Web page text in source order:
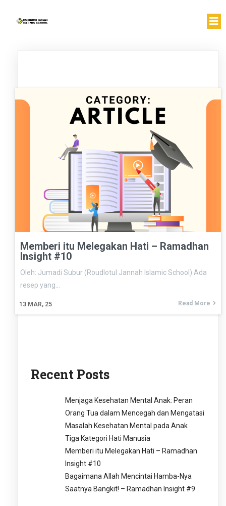
Memberi itu Melegakan Hati – Ramadhan
Insight #10
13 MAR, 25
Oleh: Jumadi Subur (Roudlotul Jannah Islamic School) Ada
resep yang…
Read More
Recent Posts
Menjaga Kesehatan Mental Anak: Peran
Orang Tua dalam Mencegah dan Mengatasi
Masalah Kesehatan Mental pada Anak
Tiga Kategori Hati Manusia
Memberi itu Melegakan Hati – Ramadhan
Insight #10
Bagaimana Allah Mencintai Hamba-Nya
Saatnya Bangkit! – Ramadhan Insight #9